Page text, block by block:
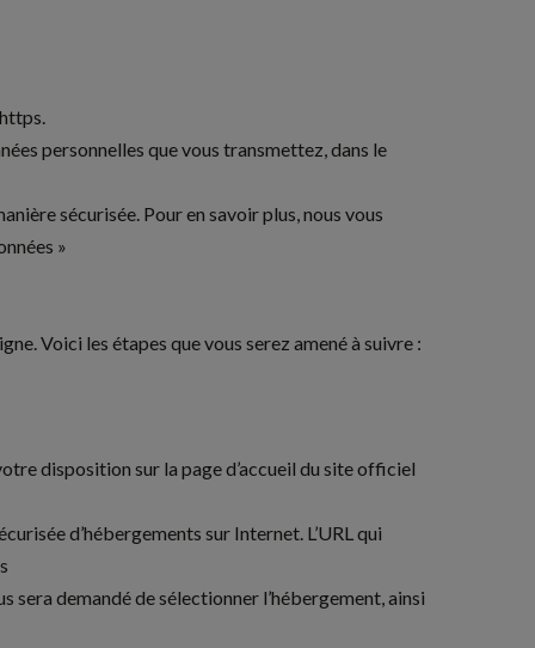
personnelles que vous transmettez, dans le
sécurisée. Pour en savoir plus, nous vous
»
Voici les étapes que vous serez amené à suivre :
disposition sur la page d’accueil du site officiel
d’hébergements sur Internet. L’URL qui
sera demandé de sélectionner l’hébergement, ainsi